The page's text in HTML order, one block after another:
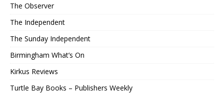
The Observer
The Independent
The Sunday Independent
Birmingham What’s On
Kirkus Reviews
Turtle Bay Books – Publishers Weekly